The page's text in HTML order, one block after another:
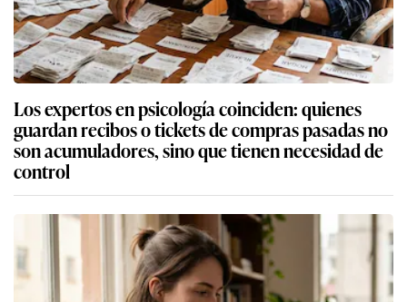
Los expertos en psicología coinciden: quienes
guardan recibos o tickets de compras pasadas no
son acumuladores, sino que tienen necesidad de
control